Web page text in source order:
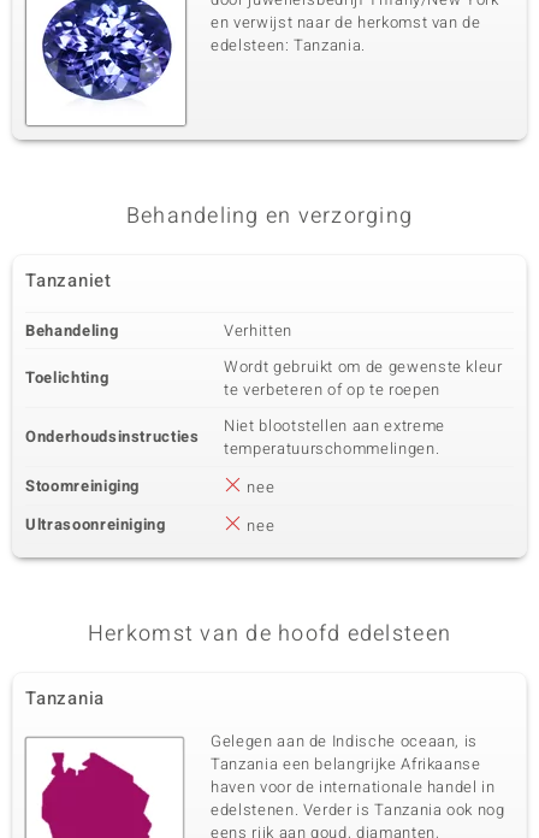
en verwijst naar de herkomst van de
edelsteen: Tanzania.
Behandeling en verzorging
Tanzaniet
Behandeling Verhitten
Toelichting
Wordt gebruikt om de gewenste kleur
te verbeteren of op te roepen
Onderhoudsinstructies
Niet blootstellen aan extreme
temperatuurschommelingen.
Stoomreiniging
nee
Ultrasoonreiniging
nee
Herkomst van de hoofd edelsteen
Tanzania
Gelegen aan de Indische oceaan, is
Tanzania een belangrijke Afrikaanse
haven voor de internationale handel in
edelstenen. Verder is Tanzania ook nog
eens rijk aan goud, diamanten,